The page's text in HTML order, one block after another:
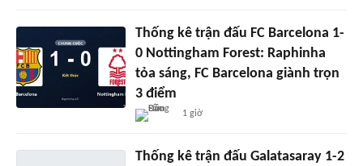
Thống kê trận đấu FC Barcelona 1-
0 Nottingham Forest: Raphinha
tỏa sáng, FC Barcelona giành trọn
3 điểm
1 giờ
Thống kê trận đấu Galatasaray 1-2